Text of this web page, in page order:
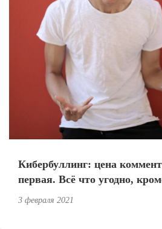
Кибербуллинг: цена
первая. Всё что угодно,
3 февраля 2021